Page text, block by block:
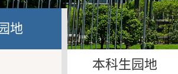
地
本科生园地